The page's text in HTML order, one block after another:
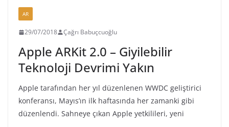
AR
29/07/2018 Çağrı Babuçcuoğlu
Apple ARKit 2.0 – Giyilebilir
Teknoloji Devrimi Yakın
Apple tarafından her yıl düzenlenen WWDC geliştirici
konferansı, Mayıs’ın ilk haftasında her zamanki gibi
düzenlendi. Sahneye çıkan Apple yetkilileri, yeni